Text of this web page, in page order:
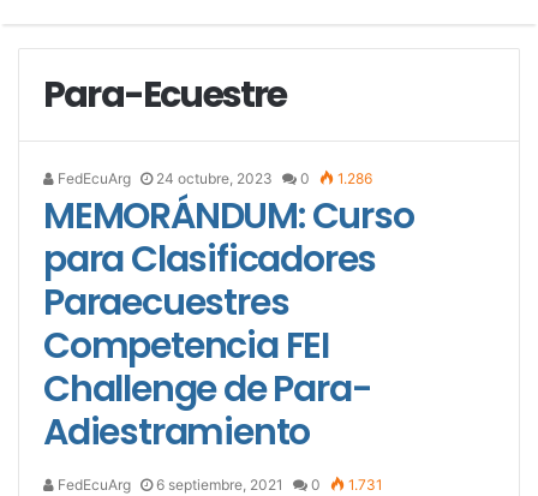
Para-Ecuestre
FedEcuArg 24 octubre, 2023 0 1.286
MEMORÁNDUM: Curso
para Clasificadores
Paraecuestres
Competencia FEI
Challenge de Para-
Adiestramiento
FedEcuArg 6 septiembre, 2021 0 1.731